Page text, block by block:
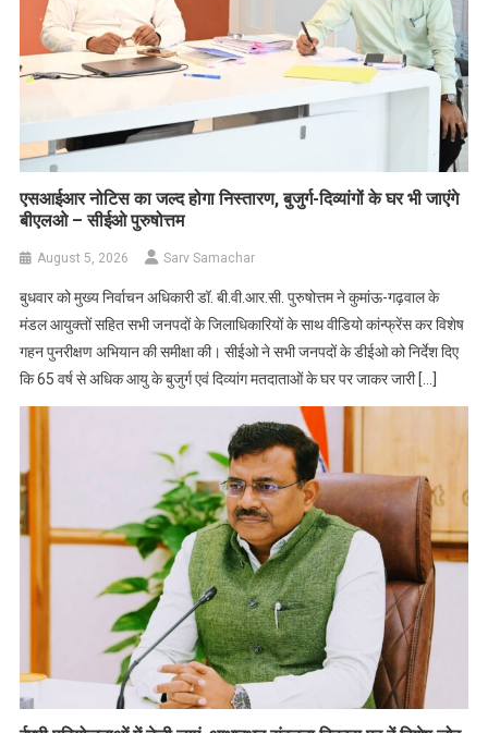
एसआईआर नोटिस का जल्द होगा निस्तारण, बुजुर्ग-दिव्यांगों के घर भी जाएंगे
बीएलओ – सीईओ पुरुषोत्तम
August 5, 2026 Sarv Samachar
बुधवार को मुख्य निर्वाचन अधिकारी डॉ. बी.वी.आर.सी. पुरुषोत्तम ने कुमांऊ-गढ़वाल के
मंडल आयुक्तों सहित सभी जनपदों के जिलाधिकारियों के साथ वीडियो कांन्फ्रेंस कर विशेष
गहन पुनरीक्षण अभियान की समीक्षा की। सीईओ ने सभी जनपदों के डीईओ को निर्देश दिए
कि 65 वर्ष से अधिक आयु के बुजुर्ग एवं दिव्यांग मतदाताओं के घर पर जाकर जारी […]